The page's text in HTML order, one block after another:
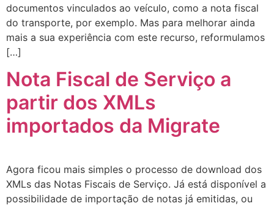
documentos vinculados ao veículo, como a nota fiscal
do transporte, por exemplo. Mas para melhorar ainda
mais a sua experiência com este recurso, reformulamos
[…]
Nota Fiscal de Serviço a
partir dos XMLs
importados da Migrate
Agora ficou mais simples o processo de download dos
XMLs das Notas Fiscais de Serviço. Já está disponível a
possibilidade de importação de notas já emitidas, ou